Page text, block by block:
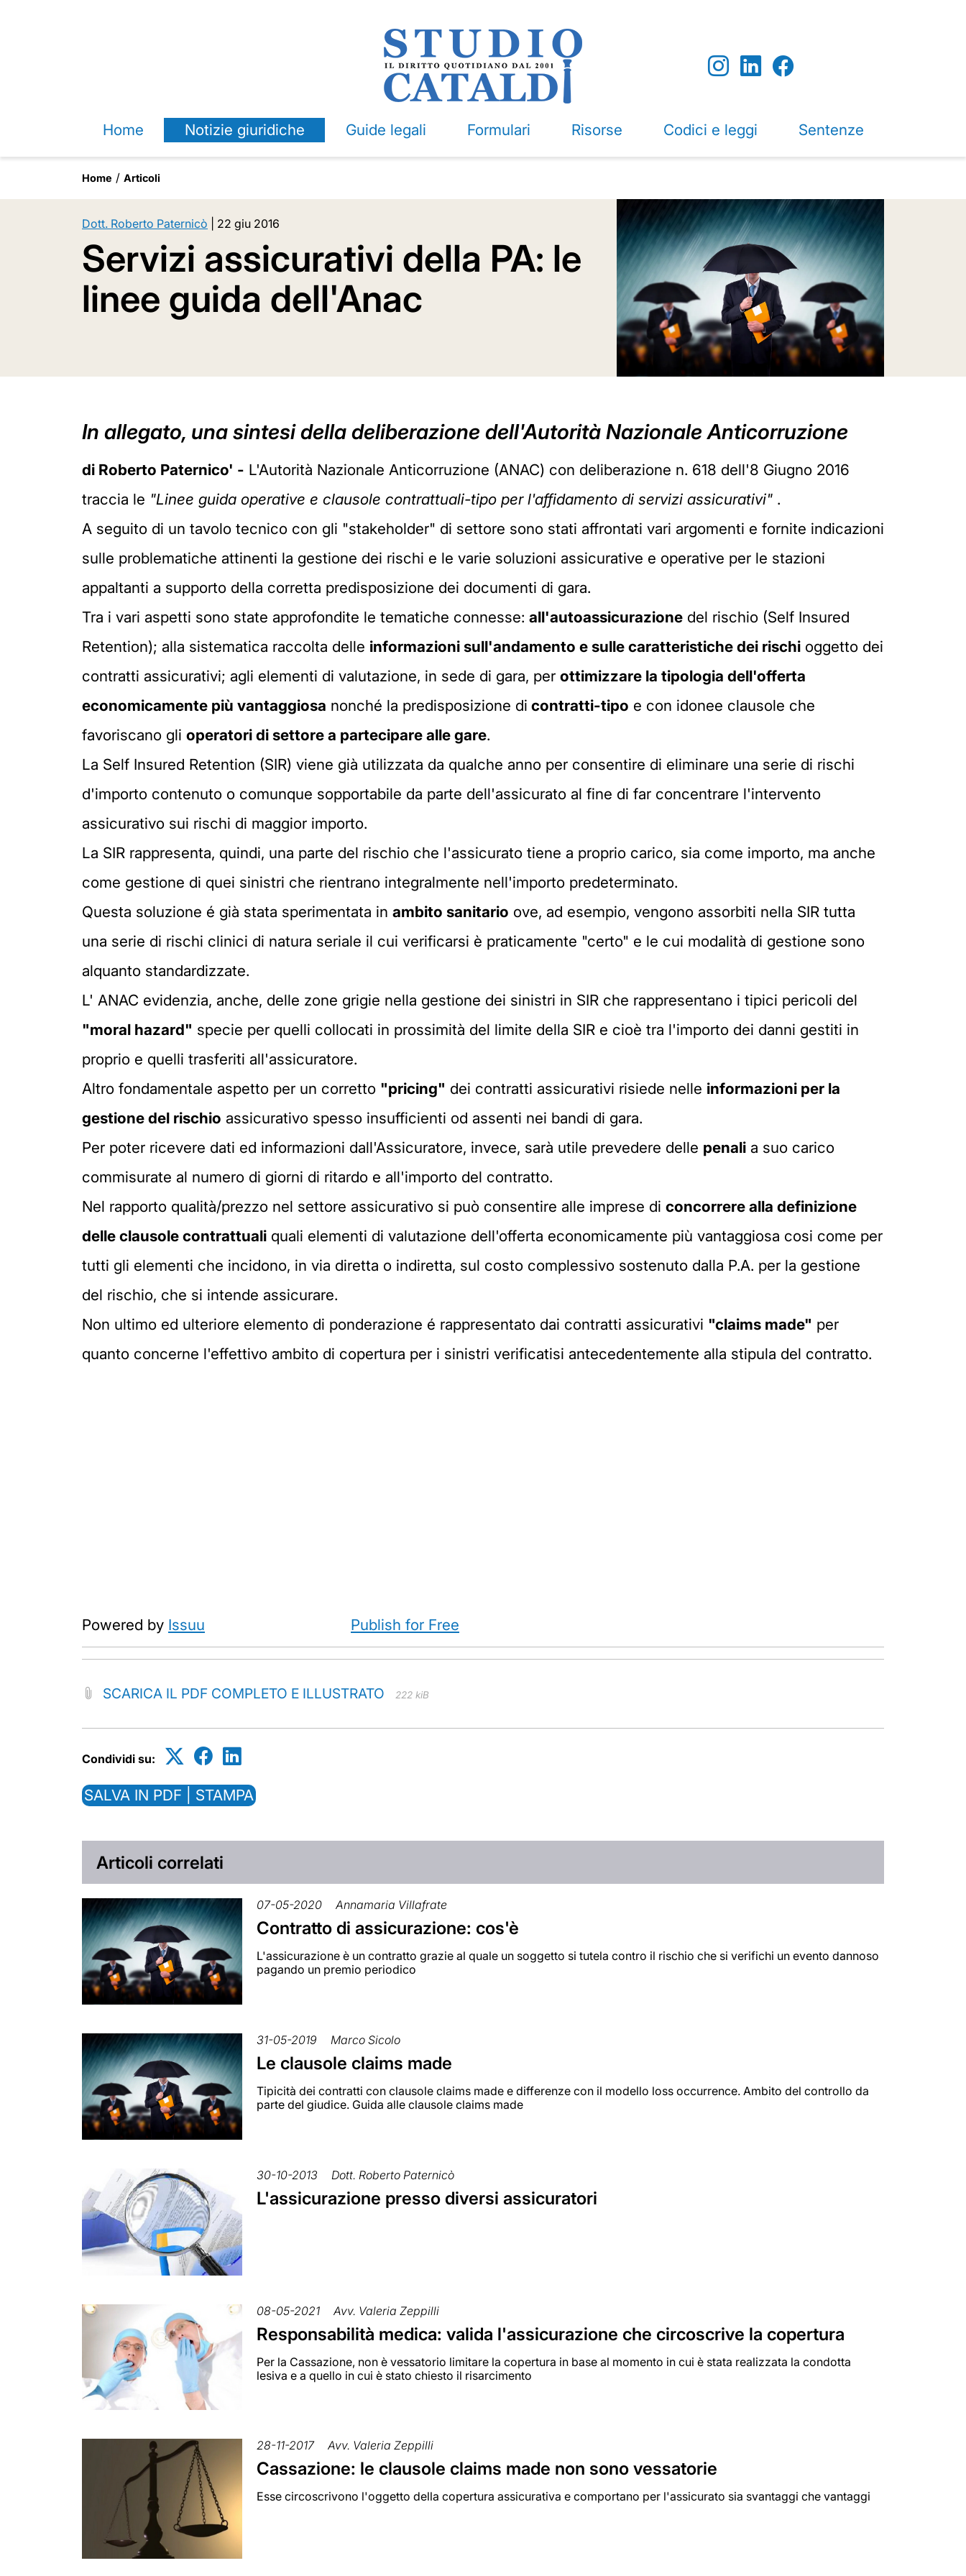
Home Notizie giuridiche Guide legali Formulari Risorse Codici e leggi Sentenze
Home Articoli
Dott. Roberto Paternicò 22 giu 2016
Servizi assicurativi della PA: le
linee guida dell'Anac
In allegato, una sintesi della deliberazione dell'Autorità Nazionale Anticorruzione
di Roberto Paternico' - L'Autorità Nazionale Anticorruzione (ANAC) con deliberazione n. 618 dell'8 Giugno 2016
traccia le "Linee guida operative e clausole contrattuali-tipo per l'affidamento di servizi assicurativi" .
A seguito di un tavolo tecnico con gli "stakeholder" di settore sono stati affrontati vari argomenti e fornite indicazioni
sulle problematiche attinenti la gestione dei rischi e le varie soluzioni assicurative e operative per le stazioni
appaltanti a supporto della corretta predisposizione dei documenti di gara.
Tra i vari aspetti sono state approfondite le tematiche connesse: all'autoassicurazione del rischio (Self Insured
Retention); alla sistematica raccolta delle informazioni sull'andamento e sulle caratteristiche dei rischi oggetto dei
contratti assicurativi; agli elementi di valutazione, in sede di gara, per ottimizzare la tipologia dell'offerta
economicamente più vantaggiosa nonché la predisposizione di contratti-tipo e con idonee clausole che
favoriscano gli operatori di settore a partecipare alle gare.
La Self Insured Retention (SIR) viene già utilizzata da qualche anno per consentire di eliminare una serie di rischi
d'importo contenuto o comunque sopportabile da parte dell'assicurato al fine di far concentrare l'intervento
assicurativo sui rischi di maggior importo.
La SIR rappresenta, quindi, una parte del rischio che l'assicurato tiene a proprio carico, sia come importo, ma anche
come gestione di quei sinistri che rientrano integralmente nell'importo predeterminato.
Questa soluzione é già stata sperimentata in ambito sanitario ove, ad esempio, vengono assorbiti nella SIR tutta
una serie di rischi clinici di natura seriale il cui verificarsi è praticamente "certo" e le cui modalità di gestione sono
alquanto standardizzate.
L' ANAC evidenzia, anche, delle zone grigie nella gestione dei sinistri in SIR che rappresentano i tipici pericoli del
"moral hazard" specie per quelli collocati in prossimità del limite della SIR e cioè tra l'importo dei danni gestiti in
proprio e quelli trasferiti all'assicuratore.
Altro fondamentale aspetto per un corretto "pricing" dei contratti assicurativi risiede nelle informazioni per la
gestione del rischio assicurativo spesso insufficienti od assenti nei bandi di gara.
Per poter ricevere dati ed informazioni dall'Assicuratore, invece, sarà utile prevedere delle penali a suo carico
commisurate al numero di giorni di ritardo e all'importo del contratto.
Nel rapporto qualità/prezzo nel settore assicurativo si può consentire alle imprese di concorrere alla definizione
delle clausole contrattuali quali elementi di valutazione dell'offerta economicamente più vantaggiosa cosi come per
tutti gli elementi che incidono, in via diretta o indiretta, sul costo complessivo sostenuto dalla P.A. per la gestione
del rischio, che si intende assicurare.
Non ultimo ed ulteriore elemento di ponderazione é rappresentato dai contratti assicurativi "claims made" per
quanto concerne l'effettivo ambito di copertura per i sinistri verificatisi antecedentemente alla stipula del contratto.
Powered by Issuu Publish for Free
SCARICA IL PDF COMPLETO E ILLUSTRATO 222 kiB
Condividi su:
SALVA IN PDF | STAMPA
Articoli correlati
07-05-2020 Annamaria Villafrate
Contratto di assicurazione: cos'è
L'assicurazione è un contratto grazie al quale un soggetto si tutela contro il rischio che si verifichi un evento dannoso
pagando un premio periodico
31-05-2019 Marco Sicolo
Le clausole claims made
Tipicità dei contratti con clausole claims made e differenze con il modello loss occurrence. Ambito del controllo da
parte del giudice. Guida alle clausole claims made
30-10-2013 Dott. Roberto Paternicò
L'assicurazione presso diversi assicuratori
08-05-2021 Avv. Valeria Zeppilli
Responsabilità medica: valida l'assicurazione che circoscrive la copertura
Per la Cassazione, non è vessatorio limitare la copertura in base al momento in cui è stata realizzata la condotta
lesiva e a quello in cui è stato chiesto il risarcimento
28-11-2017 Avv. Valeria Zeppilli
Cassazione: le clausole claims made non sono vessatorie
Esse circoscrivono l'oggetto della copertura assicurativa e comportano per l'assicurato sia svantaggi che vantaggi